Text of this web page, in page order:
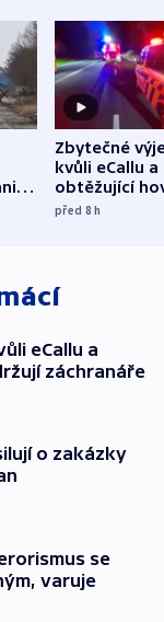
Zbytečné
kvůli eCallu a
obtěžující
zdržují
před 8h
eCallu a
záchranáře
o zakázky
se
varuje